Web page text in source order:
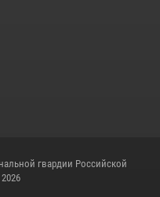
гвардии Российской